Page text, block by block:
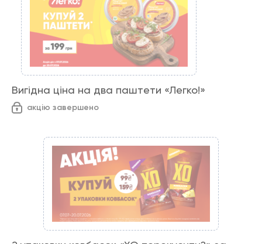
Вигідна ціна на два паштети «Легко!»
акцію завершено